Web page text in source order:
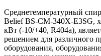
Среднетемпературный
Belief BS-CM-340X-E3SG,
кВт (-10/+40, R404a),
решением для различного
оборудования,